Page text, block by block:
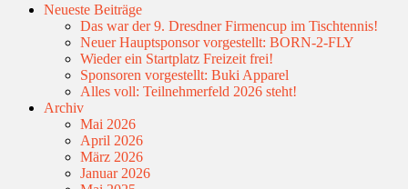
Neueste Beiträge
Das war der 9. Dresdner Firmencup im Tischtennis!
Neuer Hauptsponsor vorgestellt: BORN-2-FLY
Wieder ein Startplatz Freizeit frei!
Sponsoren vorgestellt: Buki Apparel
Alles voll: Teilnehmerfeld 2026 steht!
Archiv
Mai 2026
April 2026
März 2026
Januar 2026